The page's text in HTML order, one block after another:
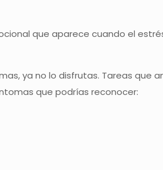
que aparece cuando el
ya no lo disfrutas. Tareas que
que podrías reconocer: